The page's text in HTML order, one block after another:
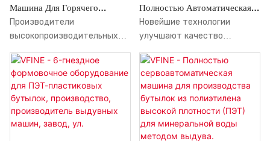
Машина Для Горячего
Розлива Сока С 6 Гнездами
Для ПЭТ-Бутылок.
Машин С Вытяжкой И
Выдувом.
Производители
высокопроизводительных
горячего розлива сока с 6
гнездами и выдувом ПЭТ-
бутылок. По сравнению с
аналогичными продуктами
на рынке, эта машина
Полностью Автоматическая
Установка Для Формования И
Выдува Бутылок Из
Плотности (ПЭТ)
Новейшие технологии
улучшают качество
автоматической ПЭТ-
пластиковой бутылки HDPE
для формования с выдувом и
растяжкой, изготовления
машины для выдува воды,
заводских производителей,